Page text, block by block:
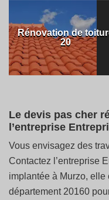
Rénovation de
20
Le devis pas cher
l’entreprise
Vous envisagez des
Contactez l’entreprise
implantée à Murzo, elle
département 20160